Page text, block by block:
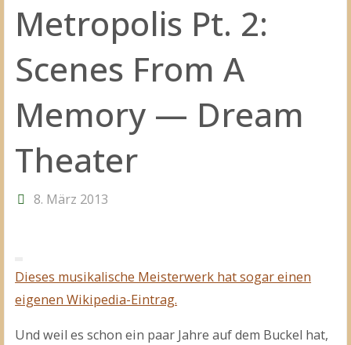
Metropolis Pt. 2:
Scenes From A
Memory — Dream
Theater
8. März 2013
Dieses musikalische Meisterwerk hat sogar einen
eigenen Wikipedia-Eintrag.
Und weil es schon ein paar Jahre auf dem Buckel hat,